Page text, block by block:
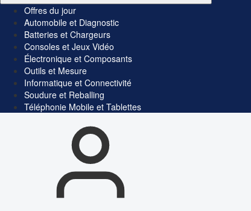
Offres du jour
Automobile et Diagnostic
Batteries et Chargeurs
Consoles et Jeux Vidéo
Électronique et Composants
Outils et Mesure
Informatique et Connectivité
Soudure et Reballing
Téléphonie Mobile et Tablettes